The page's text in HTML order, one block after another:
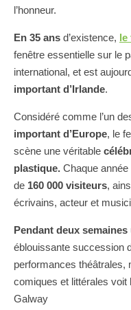
l’honneur.
En 35 ans d’existence, le
fenêtre essentielle sur le
international, et est
important d’Irlande.
Considéré comme l’un
important d’Europe, le
scène une véritable
plastique. Chaque
de 160 000 visiteurs,
écrivains, acteur et
Pendant deux semaines
éblouissante succession
performances théâtrales,
comiques et littérales voit
Galway